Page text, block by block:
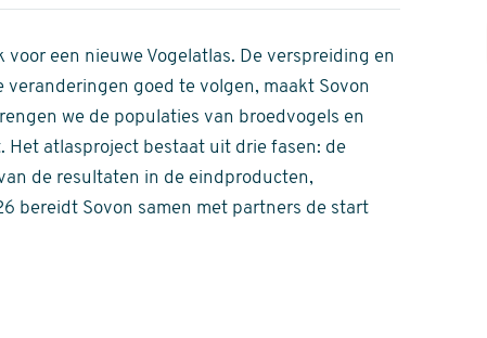
of
5
stars
een nieuwe Vogelatlas. De verspreiding en
goed te volgen, maakt Sovon
we de populaties van broedvogels en
atlasproject bestaat uit drie fasen: de
de resultaten in de eindproducten,
bereidt Sovon samen met partners de start